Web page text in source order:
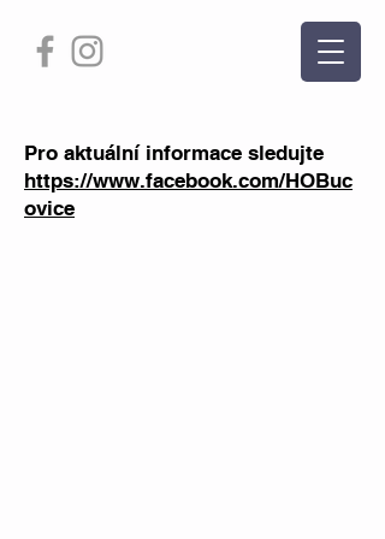
Pro aktuální informace sledujte
https://www.facebook.com/HOBuc
ovice